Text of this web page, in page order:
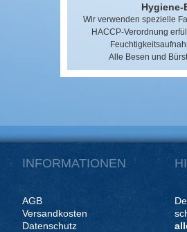
Hygiene-
Wir verwenden spezielle
HACCP-Verordnung
Alle Besen und
INFORMATIONEN
AGB
Versandkosten
Datenschutz